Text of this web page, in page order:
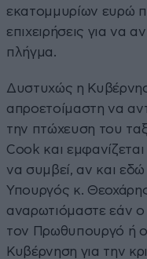
εκατομμυρίων ευρώ
επιχειρήσεις για να
πλήγμα.
Δυστυχώς η
απροετοίμαστη να
την πτώχευση του
Cook και
να συμβεί, αν και
Υπουργός κ.
αναρωτιόμαστε εάν ο
τον Πρωθυπουργό ή
Κυβέρνηση για την